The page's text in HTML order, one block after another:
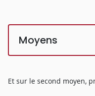
Moyens
Et sur le second moyen,